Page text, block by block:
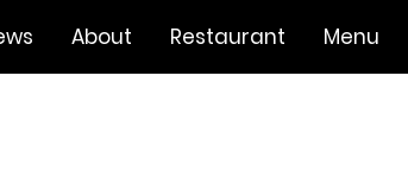
About Restaurant Menu